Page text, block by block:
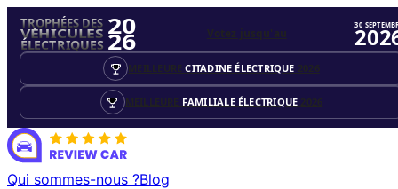
TROPHÉES DES
VÉHICULES
ÉLECTRIQUES
20
26
MEILLEURECITADINE ÉLECTRIQUE 2026
MEILLEURE FAMILIALE ÉLECTRIQUE 2026
Votez jusqu'au
30
Qui sommes-nous ?Blog